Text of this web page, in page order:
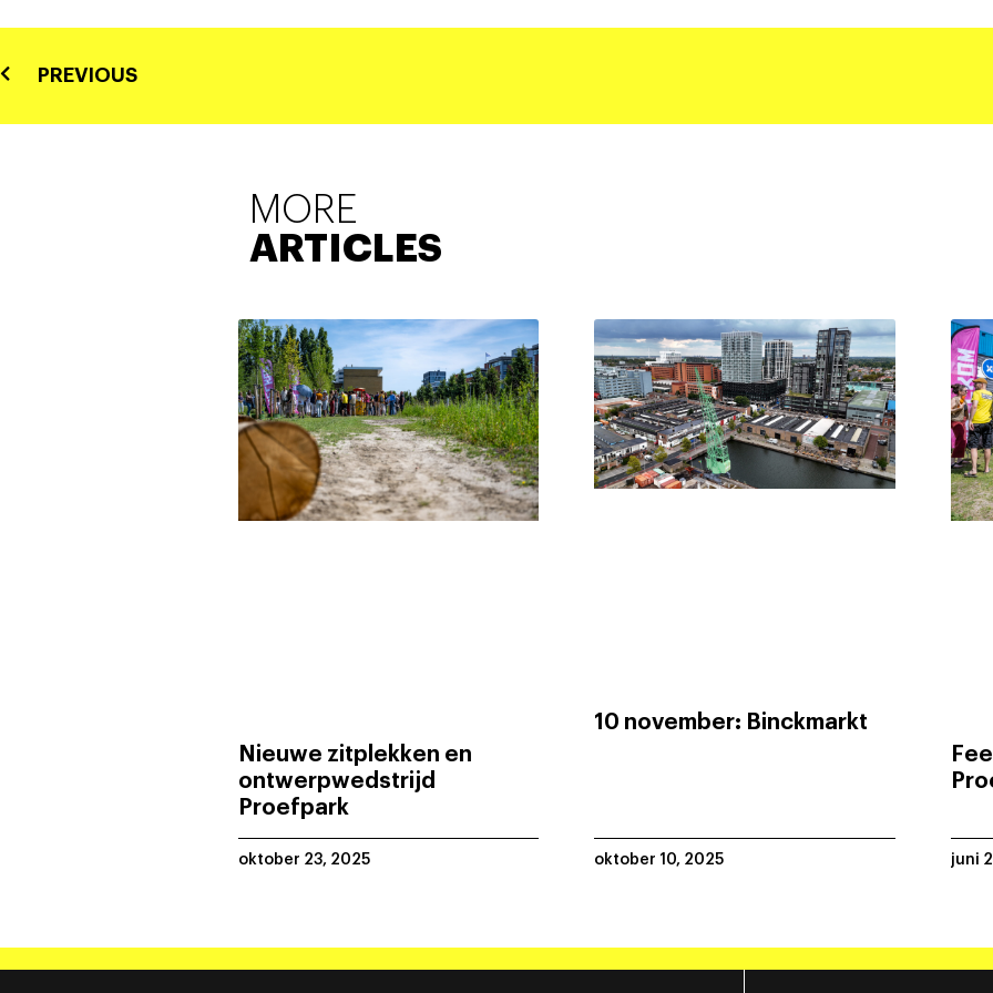
PREVIOUS
MORE
ARTICLES
Nieuwe zitplekken en
ontwerpwedstrijd
Proefpark
oktober 23, 2025
10 november: Binckmarkt
oktober 10, 2025 juni